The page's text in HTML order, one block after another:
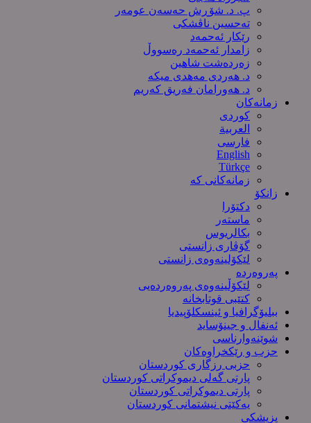
پ. د. شۆڕش حەسەن عومەر
تەحسین ناڤشکی
رێکار ئەحمەد
زامدار ئەحمەد رەسووڵ
زه‌رده‌شت شاهین
د. هەردی مەهدی میکە
د. هەورامان فەریق كەریم
زمانەکان
کوردی
العربیة
فارسی
English
Türkçe
زمانەکانی کە
زانکۆ
دکتۆرا
ماستەر
بکالریوس
گۆڤاری زانستی
لێکۆلینەوەی زانستی
پەروەردە
لێکۆڵینەوەی پەروەردەیی
کتێبی قوتابخانە
ببلیۆگرافیا و ئینسکلۆپیدیا
ئەنفال و جینۆساید
شوێنەوارناسی
حزب و رێکخراوەکان
حزبی رزگاری کوردستان
پارتی گەلی دیموکراتی کوردستان
پارتی دیموکراتی کوردستان
یەکێتی نیشتمانی کوردستان
پزیشکی